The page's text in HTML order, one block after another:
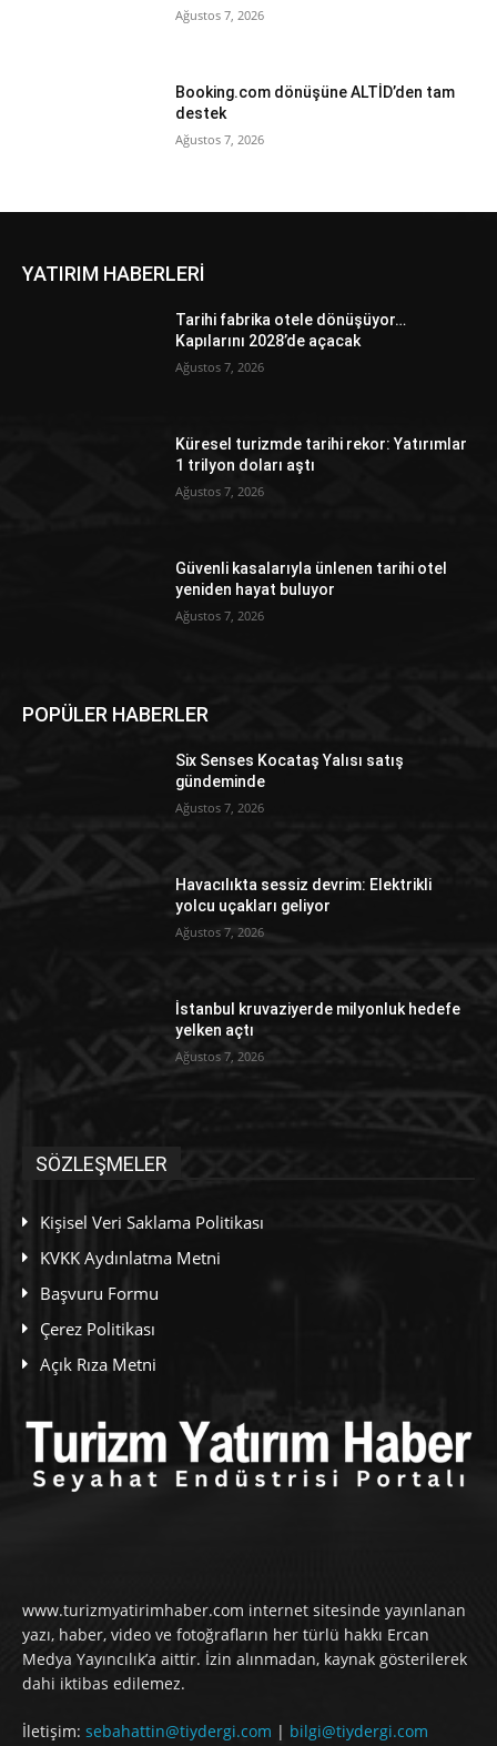
Ağustos 7, 2026
Booking.com dönüşüne ALTİD’den tam
destek
Ağustos 7, 2026
YATIRIM HABERLERİ
Tarihi fabrika otele dönüşüyor…
Kapılarını 2028’de açacak
Ağustos 7, 2026
Küresel turizmde tarihi rekor: Yatırımlar
1 trilyon doları aştı
Ağustos 7, 2026
Güvenli kasalarıyla ünlenen tarihi otel
yeniden hayat buluyor
Ağustos 7, 2026
POPÜLER HABERLER
Six Senses Kocataş Yalısı satış
gündeminde
Ağustos 7, 2026
Havacılıkta sessiz devrim: Elektrikli
yolcu uçakları geliyor
Ağustos 7, 2026
İstanbul kruvaziyerde milyonluk hedefe
yelken açtı
Ağustos 7, 2026
SÖZLEŞMELER
Kişisel Veri Saklama Politikası
KVKK Aydınlatma Metni
Başvuru Formu
Çerez Politikası
Açık Rıza Metni
www.turizmyatirimhaber.com internet sitesinde yayınlanan
yazı, haber, video ve fotoğrafların her türlü hakkı Ercan
Medya Yayıncılık’a aittir. İzin alınmadan, kaynak gösterilerek
dahi iktibas edilemez.
İletişim: sebahattin@tiydergi.com | bilgi@tiydergi.com